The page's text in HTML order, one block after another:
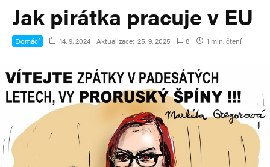
Jak pirátka pracuje v EU
Domácí 14. 9. 2024 Aktualizace: 25. 9. 2025 8 1 min. čtení